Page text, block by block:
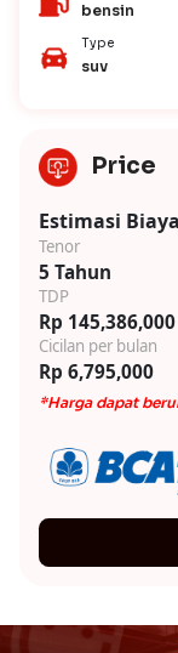
bensin
Type
suv
Price
Estimasi Biaya
Tenor
5 Tahun
TDP
Rp 145,386,000
Cicilan per bulan
Rp 6,795,000
*Harga dapat